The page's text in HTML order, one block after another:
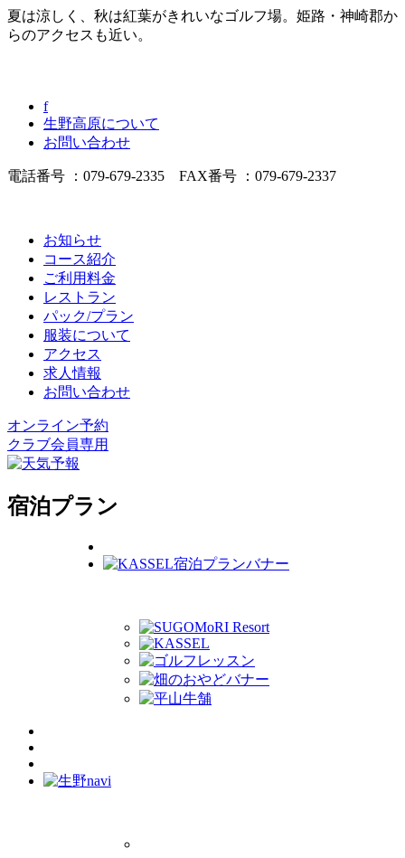
夏は涼しく、秋は紅葉がきれいなゴルフ場。姫路・神崎郡か
らのアクセスも近い。
f
生野高原について
お問い合わせ
電話番号 ：079-679-2335 FAX番号 ：079-679-2337
お知らせ
コース紹介
ご利用料金
レストラン
パック/プラン
服装について
アクセス
求人情報
お問い合わせ
オンライン予約
クラブ会員専用
宿泊プラン